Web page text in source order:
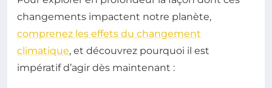
changements impactent notre planète,
comprenez les effets du changement
climatique, et découvrez pourquoi il est
impératif d’agir dès maintenant :